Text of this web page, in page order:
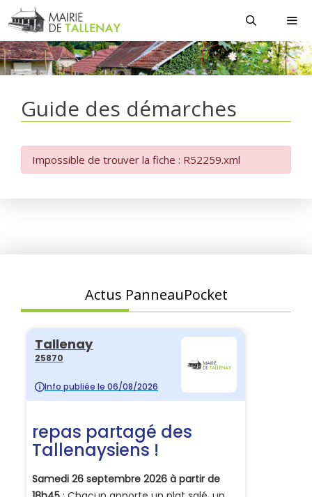
Aller
au
contenu
Guide des démarches
Impossible de trouver la fiche : R52259.xml
Actus PanneauPocket